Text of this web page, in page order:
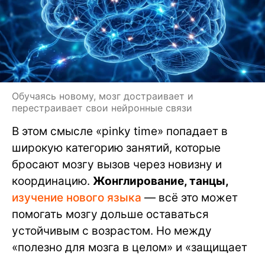
Обучаясь новому, мозг достраивает и
перестраивает свои нейронные связи
В этом смысле «pinky time» попадает в
широкую категорию занятий, которые
бросают мозгу вызов через новизну и
координацию. Жонглирование, танцы,
изучение нового языка — всё это может
помогать мозгу дольше оставаться
устойчивым с возрастом. Но между
«полезно для мозга в целом» и «защищает